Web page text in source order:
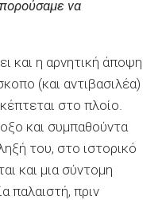
να
και η αρνητική άποψη
(και αντιβασιλέα)
στο πλοίο.
και συμπαθούντα
του, στο ιστορικό
και μια σύντομη
παλαιστή, πριν